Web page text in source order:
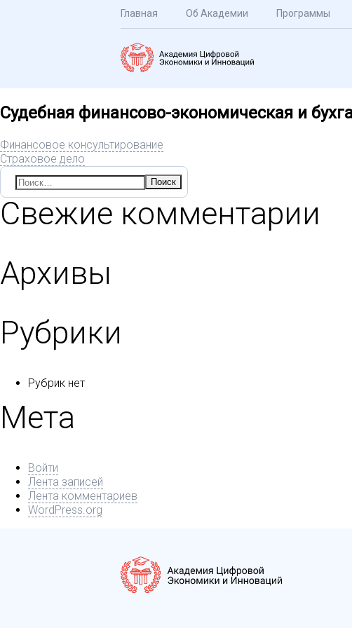
Главная Об Академии Программы
Судебная финансово-экономическая и
Финансовое консультирование
Страховое дело
Найти:
Свежие комментарии
Архивы
Рубрики
Рубрик нет
Мета
Войти
Лента записей
Лента комментариев
WordPress.org